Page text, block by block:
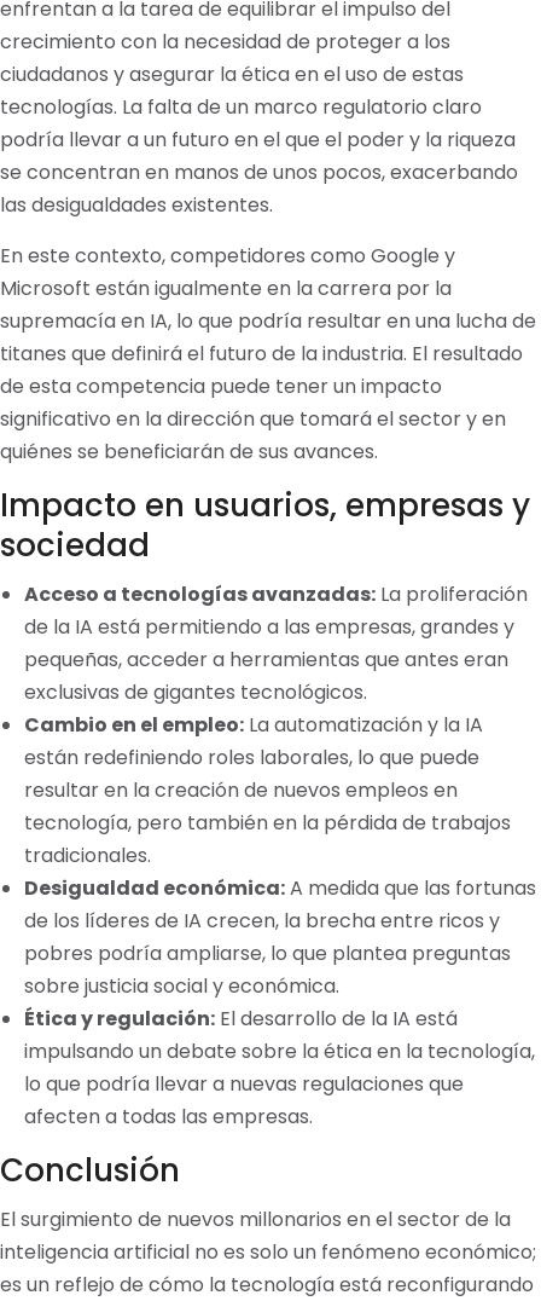
enfrentan a la tarea de equilibrar el impulso del
crecimiento con la necesidad de proteger a los
ciudadanos y asegurar la ética en el uso de estas
tecnologías. La falta de un marco regulatorio claro
podría llevar a un futuro en el que el poder y la riqueza
se concentran en manos de unos pocos, exacerbando
las desigualdades existentes.
En este contexto, competidores como Google y
Microsoft están igualmente en la carrera por la
supremacía en IA, lo que podría resultar en una lucha de
titanes que definirá el futuro de la industria. El resultado
de esta competencia puede tener un impacto
significativo en la dirección que tomará el sector y en
quiénes se beneficiarán de sus avances.
Impacto en usuarios, empresas y
sociedad
Acceso a tecnologías avanzadas: La proliferación
de la IA está permitiendo a las empresas, grandes y
pequeñas, acceder a herramientas que antes eran
exclusivas de gigantes tecnológicos.
Cambio en el empleo: La automatización y la IA
están redefiniendo roles laborales, lo que puede
resultar en la creación de nuevos empleos en
tecnología, pero también en la pérdida de trabajos
tradicionales.
Desigualdad económica:A medida que las fortunas
de los líderes de IA crecen, la brecha entre ricos y
pobres podría ampliarse, lo que plantea preguntas
sobre justicia social y económica.
Ética y regulación: El desarrollo de la IA está
impulsando un debate sobre la ética en la tecnología,
lo que podría llevar a nuevas regulaciones que
afecten a todas las empresas.
Conclusión
El surgimiento de nuevos millonarios en el sector de la
inteligencia artificial no es solo un fenómeno económico;
es un reflejo de cómo la tecnología está reconfigurando